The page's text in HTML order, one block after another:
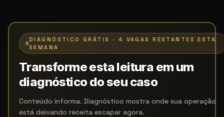
DIAGNÓSTICO GRÁTIS · 4 VAGAS RESTANTES ESTA
SEMANA
Transforme esta leitura em um
diagnóstico do seu caso
Conteúdo informa. Diagnóstico mostra onde sua operação
está deixando receita escapar agora.